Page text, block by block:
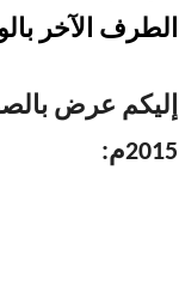
الطرف الآخر
إليكم عرض
2015م: